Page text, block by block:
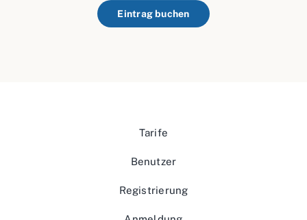
Eintrag buchen
Tarife
Benutzer
Registrierung